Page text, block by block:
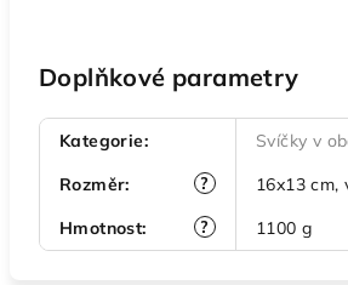
Doplňkové parametry
Kategorie:
Svíčky v
?
Rozměr:
16x13 cm,
?
Hmotnost: 1100 g